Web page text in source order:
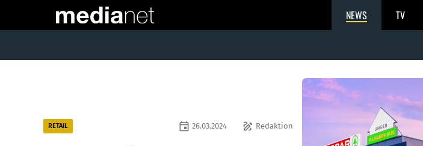
NEWS TV
RETAIL draw Redaktion
event 26.03.2024